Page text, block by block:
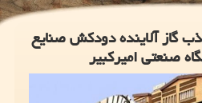
گاز آلاینده دودکش صنایع
صنعتی امیرکبیر